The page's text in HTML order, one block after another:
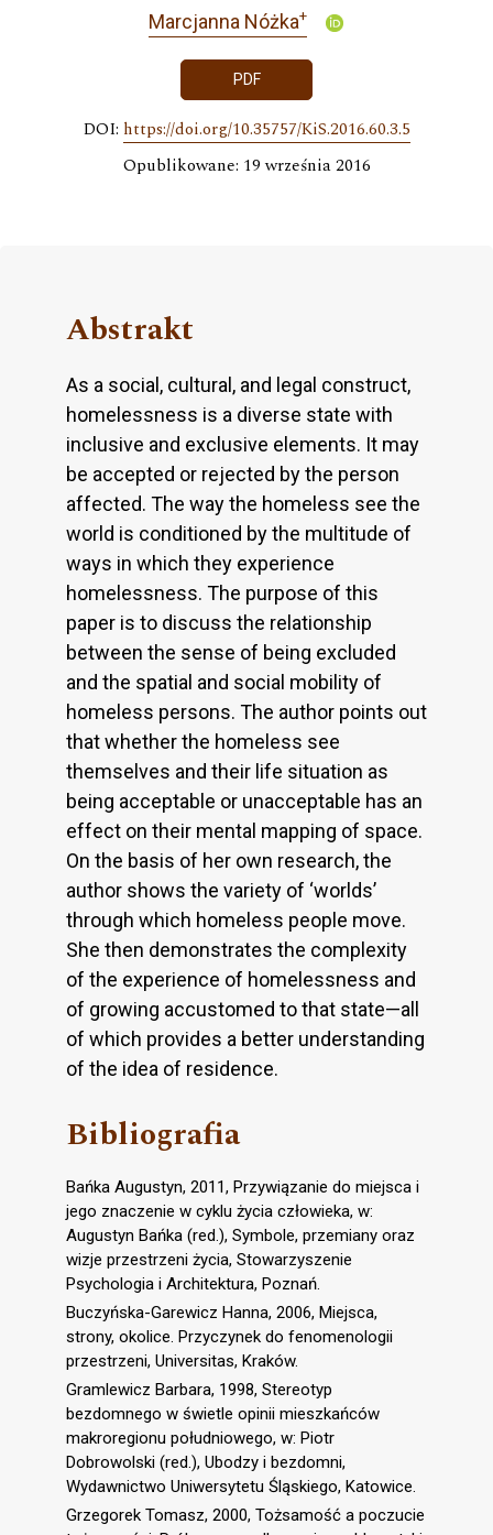
Marcjanna Nóżka+
PDF
DOI: https://doi.org/10.35757/KiS.2016.60.3.5
Opublikowane: 19 września 2016
Abstrakt
As a social, cultural, and legal construct,
homelessness is a diverse state with
inclusive and exclusive elements. It may
be accepted or rejected by the person
affected. The way the homeless see the
world is conditioned by the multitude of
ways in which they experience
homelessness. The purpose of this
paper is to discuss the relationship
between the sense of being excluded
and the spatial and social mobility of
homeless persons. The author points out
that whether the homeless see
themselves and their life situation as
being acceptable or unacceptable has an
effect on their mental mapping of space.
On the basis of her own research, the
author shows the variety of ‘worlds’
through which homeless people move.
She then demonstrates the complexity
of the experience of homelessness and
of growing accustomed to that state—all
of which provides a better understanding
of the idea of residence.
Bibliografia
Bańka Augustyn, 2011, Przywiązanie do miejsca i
jego znaczenie w cyklu życia człowieka, w:
Augustyn Bańka (red.), Symbole, przemiany oraz
wizje przestrzeni życia, Stowarzyszenie
Psychologia i Architektura, Poznań.
Buczyńska-Garewicz Hanna, 2006, Miejsca,
strony, okolice. Przyczynek do fenomenologii
przestrzeni, Universitas, Kraków.
Gramlewicz Barbara, 1998, Stereotyp
bezdomnego w świetle opinii mieszkańców
makroregionu południowego, w: Piotr
Dobrowolski (red.), Ubodzy i bezdomni,
Wydawnictwo Uniwersytetu Śląskiego, Katowice.
Grzegorek Tomasz, 2000, Tożsamość a poczucie